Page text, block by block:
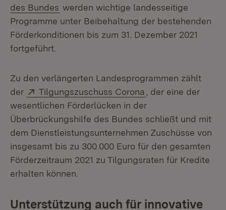
des Bundes (Öffnet in neuem Fenster)
werden wichtige landesseitige
Programme unter Beibehaltung der bestehenden
Förderkonditionen bis zum 31. Dezember 2021
fortgeführt.
Zu den verlängerten Landesprogrammen zählt
der
Extern:
Tilgungszuschuss Corona (Öffnet in neuem
, der eine der
wesentlichen Förderlücken in der
Überbrückungshilfe des Bundes schließt und mit
dem Dienstleistungsunternehmen Zuschüsse von
insgesamt bis zu 300.000 Euro für den gesamten
Förderzeitraum 2021 zu Tilgungsraten für Kredite
erhalten können.
Unterstützung auch für innovative